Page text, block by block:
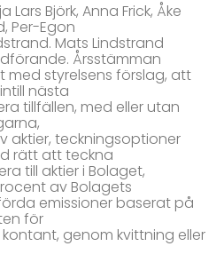
Björk, Anna Frick, Åke
Per-Egon
Mats Lindstrand
Årsstämman
med styrelsens förslag, att
nästa
tillfällen, med eller utan
aktier, teckningsoptioner
rätt att teckna
till aktier i Bolaget,
av Bolagets
emissioner baserat på
för
genom kvittning eller